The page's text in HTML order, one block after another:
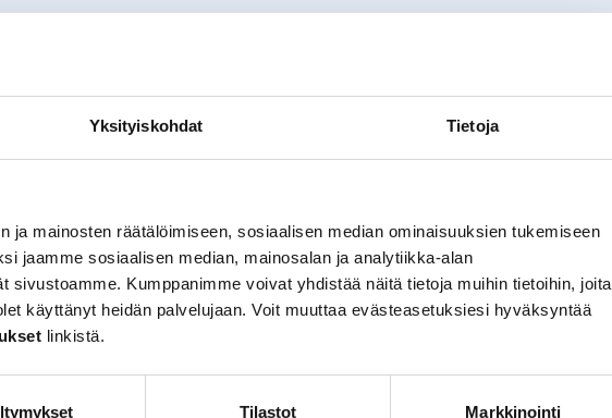
Yksityiskohdat Tietoja
ja mainosten räätälöimiseen, sosiaalisen median ominaisuuksien tukemiseen
jaamme sosiaalisen median, mainosalan ja analytiikka-alan
sivustoamme. Kumppanimme voivat yhdistää näitä tietoja muihin tietoihin, joita
käyttänyt heidän palvelujaan. Voit muuttaa evästeasetuksiesi hyväksyntää
linkistä.
Tilastot Markkinointi
Seniori Cafe avoinna klo 10.00- 16.00. Tervetuloa!